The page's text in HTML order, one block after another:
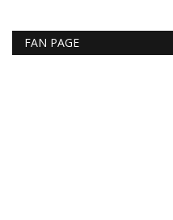
FAN PAGE